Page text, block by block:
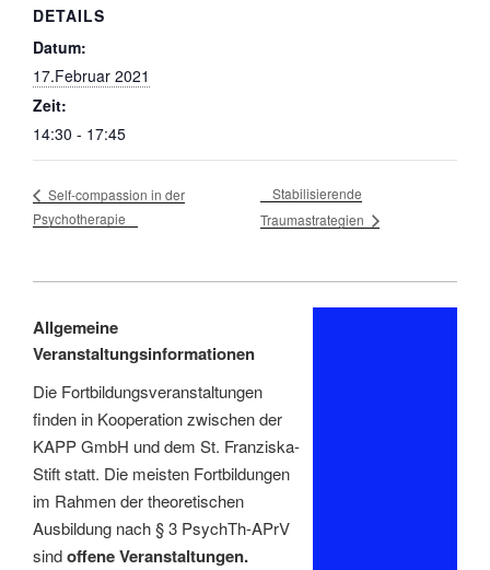
DETAILS
Datum:
17.Februar 2021
Zeit:
14:30 - 17:45
Self-compassion in der
Psychotherapie
Stabilisierende
Traumastrategien
Allgemeine
Veranstaltungsinformationen
Die Fortbildungsveranstaltungen
finden in Kooperation zwischen der
KAPP GmbH und dem St. Franziska-
Stift statt. Die meisten Fortbildungen
im Rahmen der theoretischen
Ausbildung nach § 3 PsychTh-APrV
sindoffene Veranstaltungen.